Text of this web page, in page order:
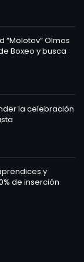
“Molotov” Olmos
Boxeo y busca
la celebración
y
de inserción